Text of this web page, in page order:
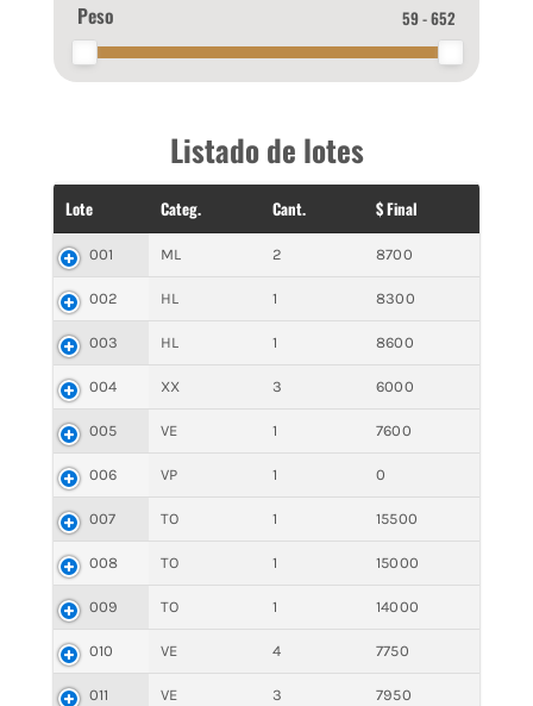
Peso 59 - 652
Listado de lotes
Lote Categ. Cant. $ Final
001 ML 2 8700
002 HL 1 8300
003 HL 1 8600
004 XX 3 6000
005 VE 1 7600
006 VP 1 0
007 TO 1 15500
008 TO 1 15000
009 TO 1 14000
010 VE 4 7750
011 VE 3 7950